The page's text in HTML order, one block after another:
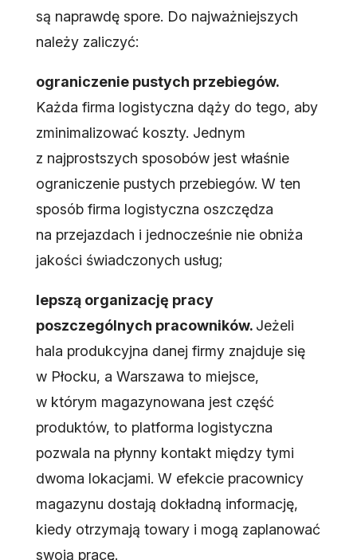
są naprawdę spore. Do najważniejszych
należy zaliczyć:
ograniczenie pustych przebiegów.
Każda firma logistyczna dąży do tego, aby
zminimalizować koszty. Jednym
z najprostszych sposobów jest właśnie
ograniczenie pustych przebiegów. W ten
sposób firma logistyczna oszczędza
na przejazdach i jednocześnie nie obniża
jakości świadczonych usług;
lepszą organizację pracy
poszczególnych pracowników. Jeżeli
hala produkcyjna danej firmy znajduje się
w Płocku, a Warszawa to miejsce,
w którym magazynowana jest część
produktów, to platforma logistyczna
pozwala na płynny kontakt między tymi
dwoma lokacjami. W efekcie pracownicy
magazynu dostają dokładną informację,
kiedy otrzymają towary i mogą zaplanować
swoją pracę.